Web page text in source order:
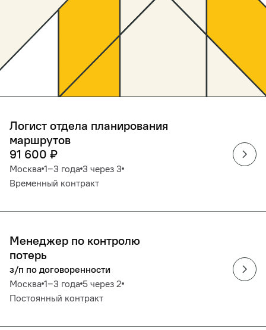
Логист отдела планирования
маршрутов
91 600 ₽
Москва 1‒3 года 3 через 3
Временный контракт
Менеджер по контролю
потерь
з/п по договоренности
Москва 1‒3 года 5 через 2
Постоянный контракт